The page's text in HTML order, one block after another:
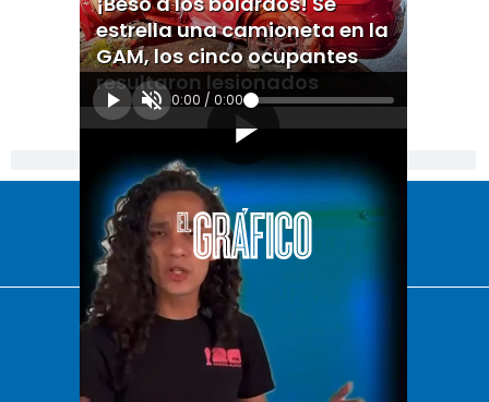
estrella una camioneta en la
GAM, los cinco ocupantes
resultaron lesionados
0:00 / 0:00
[Publicidad]
El Universal
Vive USA